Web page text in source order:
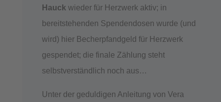
Hauck wieder für Herzwerk aktiv; in
bereitstehenden Spendendosen wurde (und
wird) hier Becherpfandgeld für Herzwerk
gespendet; die finale Zählung steht
selbstverständlich noch aus…
Unter der geduldigen Anleitung von Vera